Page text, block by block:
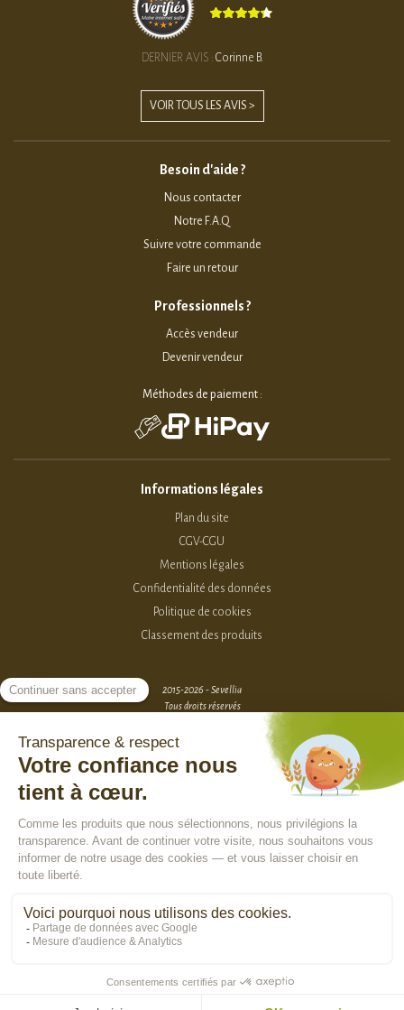
DERNIER AVIS : Corinne B.
VOIR TOUS LES AVIS >
Besoin d'aide ?
Nous contacter
Notre F.A.Q
Suivre votre commande
Faire un retour
Professionnels ?
Accès vendeur
Devenir vendeur
Méthodes de paiement :
Informations légales
Plan du site
CGV-CGU
Mentions légales
Confidentialité des données
Politique de cookies
Classement des produits
2015-2026 - Sevellia
Tous droits réservés
ACCÈS VENDEURS
CONTACTEZ-NOUS
SE CONNECTER
Rejoindre la communauté :
vous assurer une utilisation optimale de notre site Internet, réaliser des
statistiques de visite, vous proposer des services, des offres et des